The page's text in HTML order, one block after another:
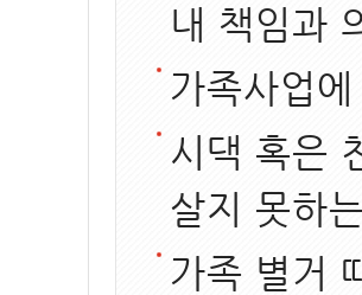
내 책임과
가족사업
시댁 혹은
살지 못하
가족 별거